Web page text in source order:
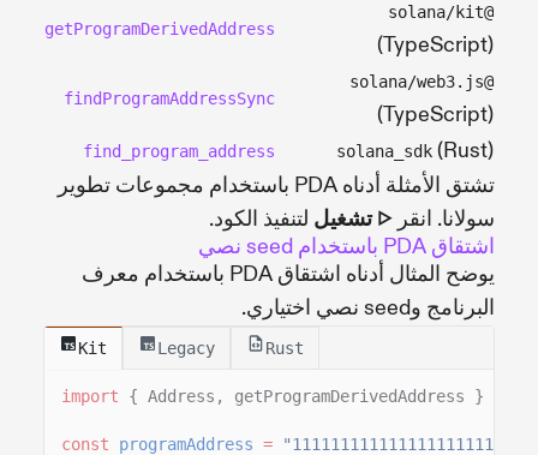
@solana/kit
(TypeScript)
getProgramDerivedAddress
@solana/web3.js
(TypeScript)
findProgramAddressSync
solana_sdk (Rust)
find_program_address
تشتق الأمثلة أدناه PDA باستخدام مجموعات تطوير
سولانا. انقر ▷ تشغيل لتنفيذ الكود.
اشتقاق PDA باستخدام seed نصي
يوضح المثال أدناه اشتقاق PDA باستخدام معرف
البرنامج وseed نصي اختياري.
Kit Legacy Rust
import { Address, getProgramDerivedAddress }
const programAddress =